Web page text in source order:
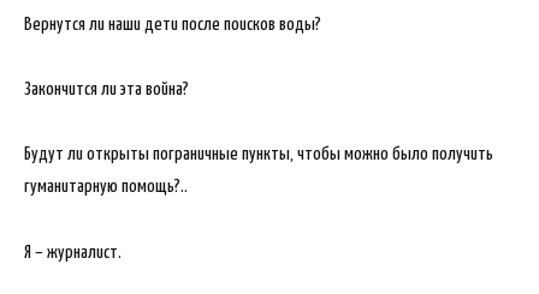
Вернутся ли наши дети после поисков воды?
Закончится ли эта война?
Будут ли открыты пограничные пункты, чтобы можно было получить
гуманитарную помощь?..
Я – журналист.